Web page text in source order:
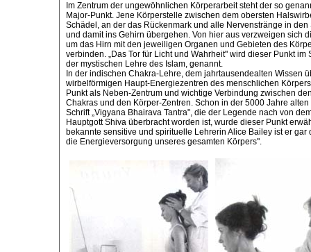
Im Zentrum der ungewöhnlichen Körperarbeit steht der so
Major-Punkt. Jene Körperstelle zwischen dem obersten
Schädel, an der das Rückenmark und alle Nervenstränge in den
und damit ins Gehirn übergehen. Von hier aus verzweigen sich
um das Hirn mit den jeweiligen Organen und Gebieten des
verbinden. „Das Tor für Licht und Wahrheit" wird dieser Punkt im
der mystischen Lehre des Islam, genannt.
In der indischen Chakra-Lehre, dem jahrtausendealten Wissen
wirbelförmigen Haupt-Energiezentren des menschlichen
Punkt als Neben-Zentrum und wichtige Verbindung zwischen
Chakras und den Körper-Zentren. Schon in der 5000 Jahre
Schrift „Vigyana Bhairava Tantra", die der Legende nach von
Hauptgott Shiva überbracht worden ist, wurde dieser Punkt
bekannte sensitive und spirituelle Lehrerin Alice Bailey ist er gar
die Energieversorgung unseres gesamten Körpers".